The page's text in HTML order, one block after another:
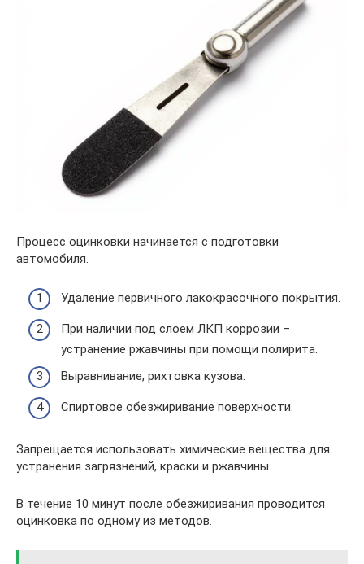
Процесс оцинковки начинается с подготовки
автомобиля.
Удаление первичного лакокрасочного покрытия.
При наличии под слоем ЛКП коррозии –
устранение ржавчины при помощи полирита.
Выравнивание, рихтовка кузова.
Спиртовое обезжиривание поверхности.
Запрещается использовать химические вещества для
устранения загрязнений, краски и ржавчины.
В течение 10 минут после обезжиривания проводится
оцинковка по одному из методов.